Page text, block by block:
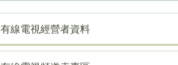
有線電視經營者資料